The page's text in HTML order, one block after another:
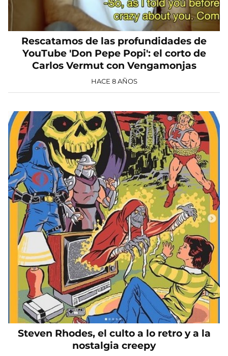
Rescatamos de las profundidades de
YouTube 'Don Pepe Popi': el corto de
Carlos Vermut con Vengamonjas
HACE 8 AÑOS
Steven Rhodes, el culto a lo retro y a la
nostalgia creepy